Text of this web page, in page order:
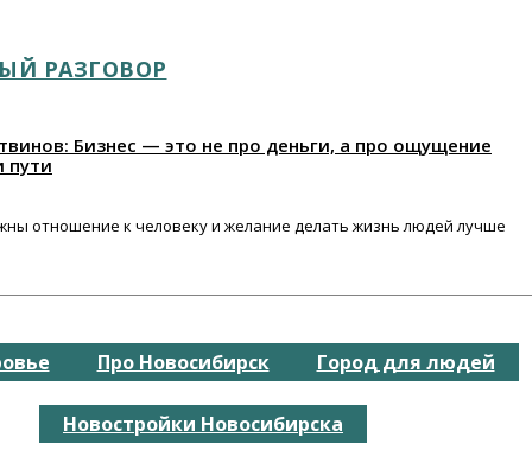
РАЗГОВОР
Бизнес — это не про деньги, а про ощущение
пути
отношение к человеку и желание делать жизнь людей лучше
Про Новосибирск Город для людей
Новостройки Новосибирска